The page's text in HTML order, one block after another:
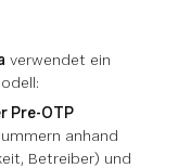
verwendet ein
Pre-OTP
anhand
Betreiber) und